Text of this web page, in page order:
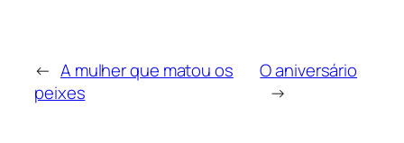
← A mulher que matou os
peixes
O aniversário
→